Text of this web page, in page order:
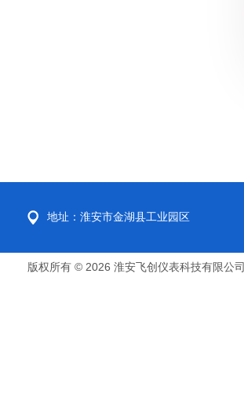
地址：淮安市金湖县工业园区
版权所有 © 2026 淮安飞创仪表科技有限公司